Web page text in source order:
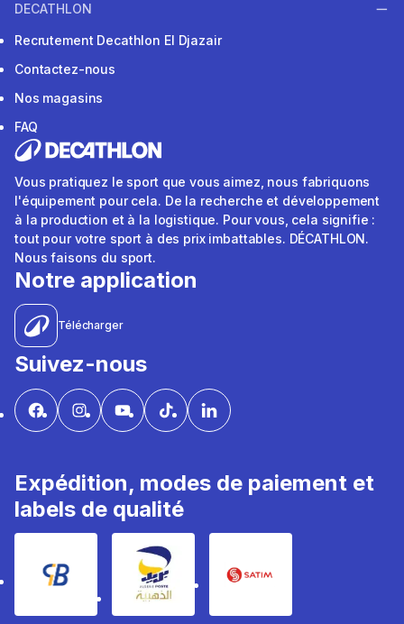
DECATHLON
Recrutement Decathlon El Djazair
Contactez-nous
Nos magasins
FAQ
Vous pratiquez le sport que vous aimez, nous fabriquons
l'équipement pour cela. De la recherche et développement
à la production et à la logistique. Pour vous, cela signifie :
tout pour votre sport à des prix imbattables. DÉCATHLON.
Nous faisons du sport.
Notre application
Télécharger
Suivez-nous
Expédition, modes de paiement et
labels de qualité